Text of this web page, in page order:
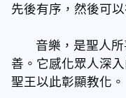
先後有序，然後可
音樂，是聖人所
善。它感化眾人深
聖王以此彰顯教化。